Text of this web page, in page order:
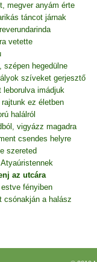
megver anyám érte
táncot járnak
vetette
szépen hegedülne
szíveket gerjesztő
imádjuk
ez életben
halálról
vigyázz magadra
csendes helyre
szereted
az utcára
fényiben
csónakján a halász